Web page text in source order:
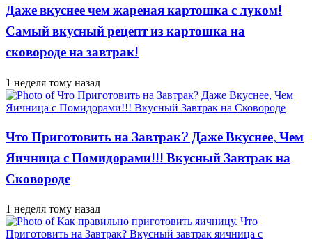
Даже вкуснее чем жареная картошка с луком!
Самый вкусный рецепт из картошка на
сковороде на завтрак!
1 неделя тому назад
Что Приготовить на Завтрак? Даже Вкуснее, Чем
Яичница с Помидорами!!! Вкусный Завтрак на
Сковороде
1 неделя тому назад